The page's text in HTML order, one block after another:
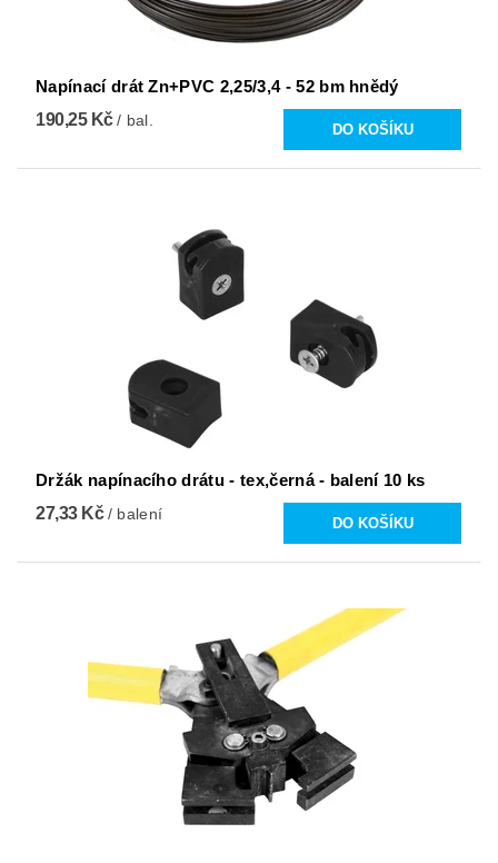
Napínací drát Zn+PVC 2,25/3,4 - 52 bm hnědý
190,25 Kč/ bal.
Držák napínacího drátu - tex,černá - balení 10 ks
27,33 Kč/ balení